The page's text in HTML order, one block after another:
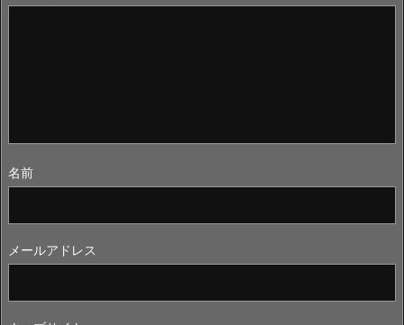
名前
メールアドレス